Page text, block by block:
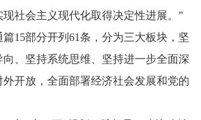
社会主义现代化取得决定性进展。”
15部分开列61条，分为三大板块，坚
、坚持系统思维、坚持进一步全面深
开放，全面部署经济社会发展和党的